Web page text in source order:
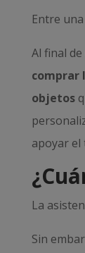
Entre
Al final
comprar
objetos
apoyar el
La
Sin